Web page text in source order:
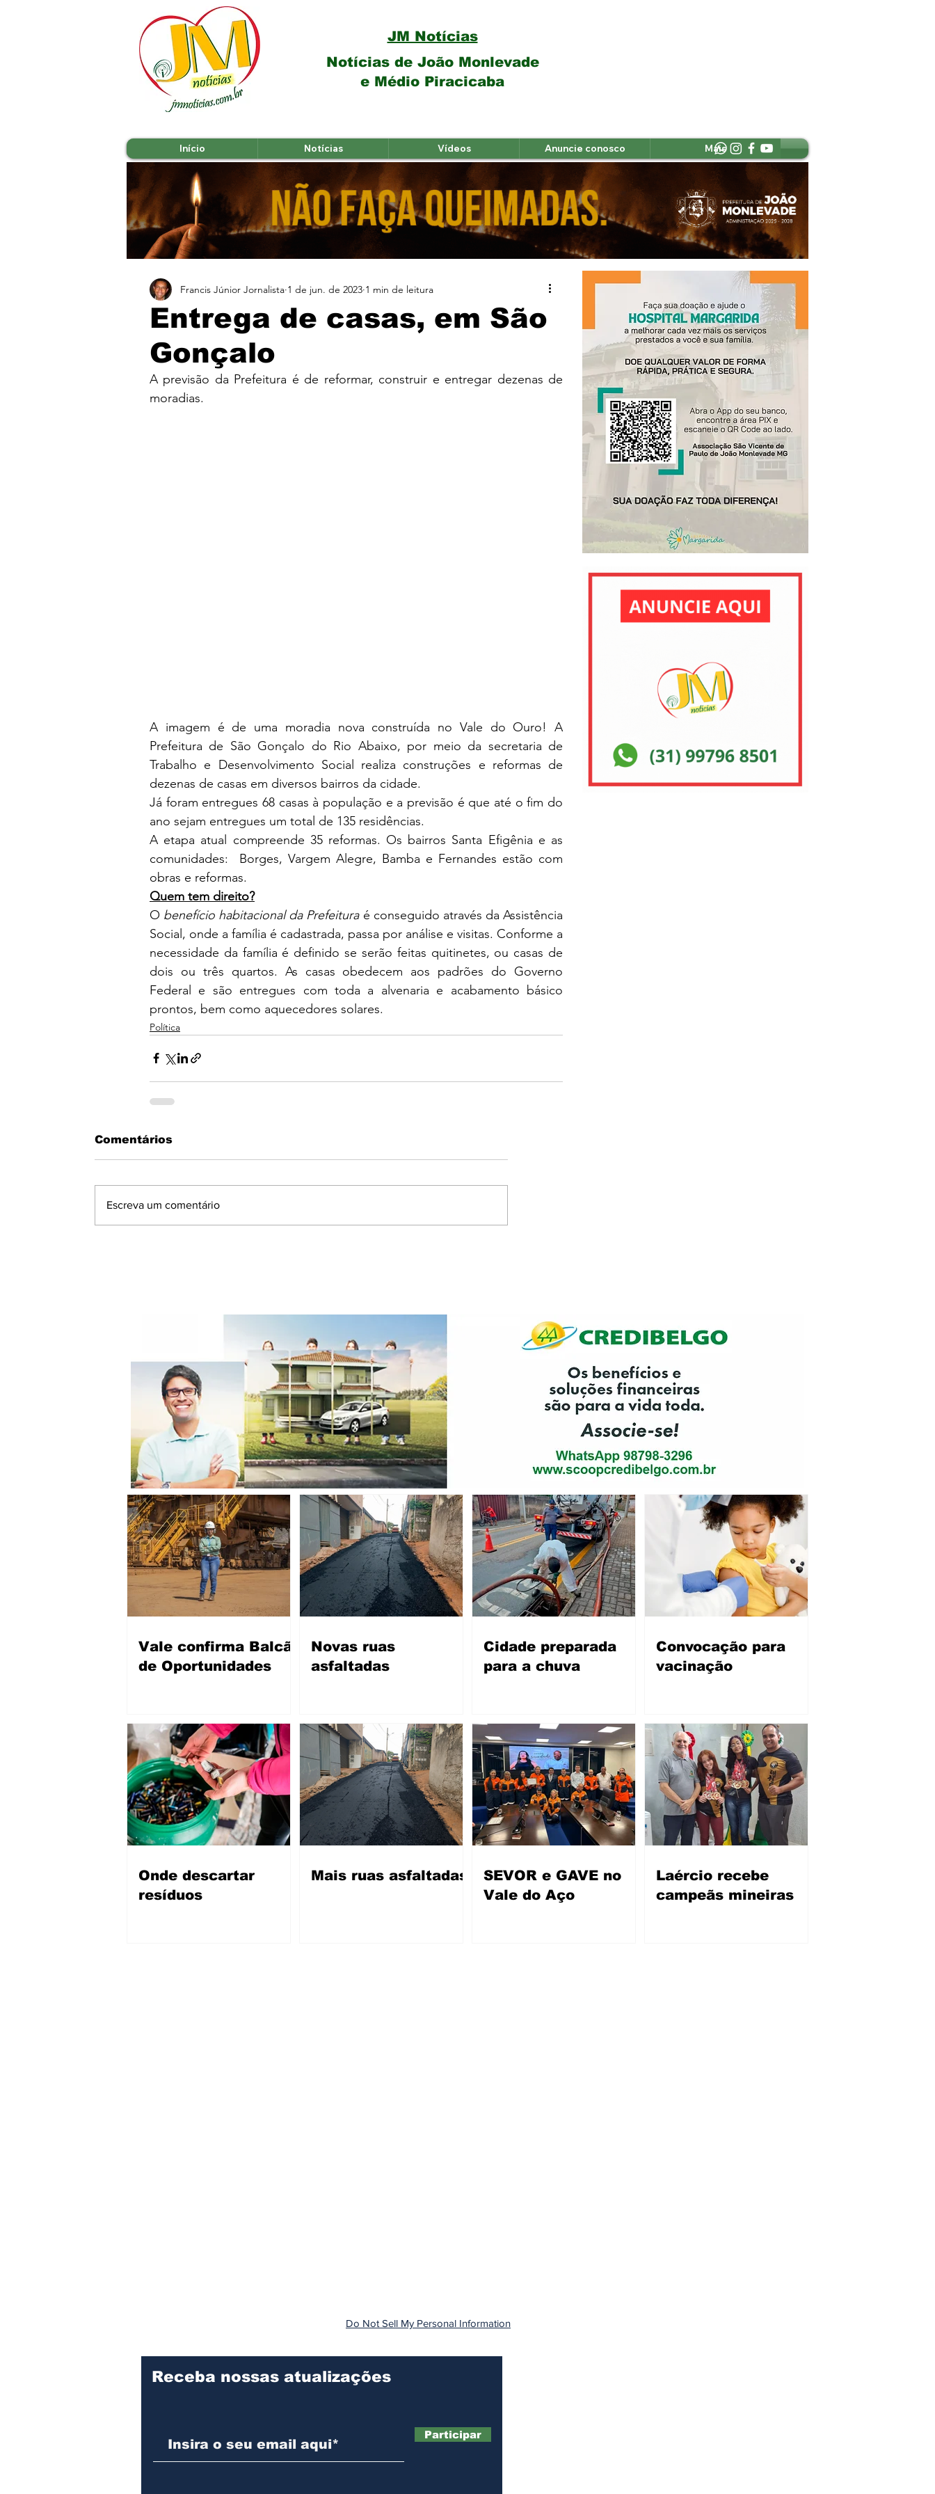
Notícias de João Monlevade
e Médio Piracicaba
JM Notícias
Início Notícias Vídeos Anuncie conosco Mais
Entrega de casas, em São
Gonçalo
Francis Júnior Jornalista 1 de jun. de 2023 1 min de leitura
A previsão da Prefeitura é de reformar, construir e entregar dezenas de
moradias.
A imagem é de uma moradia nova construída no Vale do Ouro! A
Prefeitura de São Gonçalo do Rio Abaixo, por meio da secretaria de
Trabalho e Desenvolvimento Social realiza construções e reformas de
dezenas de casas em diversos bairros da cidade.
Já foram entregues 68 casas à população e a previsão é que até o fim do
ano sejam entregues um total de 135 residências.
A etapa atual compreende 35 reformas. Os bairros Santa Efigênia e as
comunidades:  Borges, Vargem Alegre, Bamba e Fernandes estão com
obras e reformas.
Quem tem direito?
O benefício habitacional da Prefeitura é conseguido através da Assistência
Social, onde a família é cadastrada, passa por análise e visitas. Conforme a
necessidade da família é definido se serão feitas quitinetes, ou casas de
dois ou três quartos. As casas obedecem aos padrões do Governo
Federal e são entregues com toda a alvenaria e acabamento básico
prontos, bem como aquecedores solares.
Política
Comentários
Escreva um comentário
Vale confirma Balcão
de Oportunidades
Novas ruas
asfaltadas
Cidade preparada
para a chuva
Convocação para
vacinação
Onde descartar
resíduos
Mais ruas asfaltadas
SEVOR e GAVE no
Vale do Aço
Laércio recebe
campeãs mineiras
Do Not Sell My Personal Information
Receba nossas atualizações
Participar